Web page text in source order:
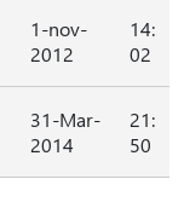
1-nov-
2012
14:
02
31-Mar-
2014
21:
50